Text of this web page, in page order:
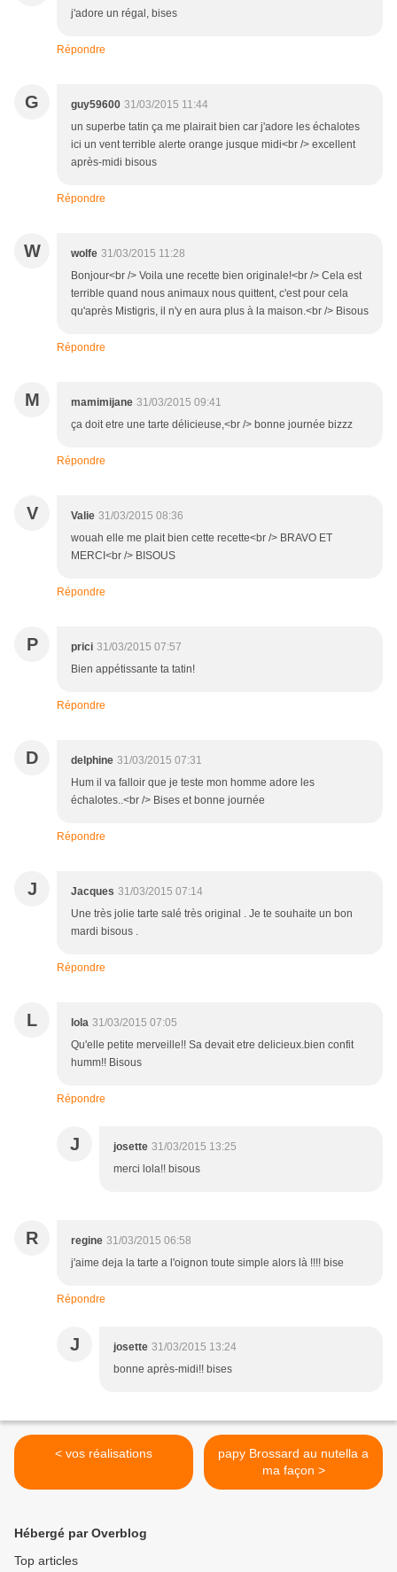
j'adore un régal, bises
Répondre
G guy59600 31/03/2015 11:44
un superbe tatin ça me plairait bien car j'adore les échalotes
ici un vent terrible alerte orange jusque midi<br /> excellent
après-midi bisous
Répondre
W wolfe 31/03/2015 11:28
Bonjour<br /> Voila une recette bien originale!<br /> Cela est
terrible quand nous animaux nous quittent, c'est pour cela
qu'après Mistigris, il n'y en aura plus à la maison.<br /> Bisous
Répondre
M mamimijane 31/03/2015 09:41
ça doit etre une tarte délicieuse,<br /> bonne journée bizzz
Répondre
V Valie 31/03/2015 08:36
wouah elle me plait bien cette recette<br /> BRAVO ET
MERCI<br /> BISOUS
Répondre
P prici 31/03/2015 07:57
Bien appétissante ta tatin!
Répondre
D delphine 31/03/2015 07:31
Hum il va falloir que je teste mon homme adore les
échalotes..<br /> Bises et bonne journée
Répondre
J Jacques 31/03/2015 07:14
Une très jolie tarte salé très original . Je te souhaite un bon
mardi bisous .
Répondre
L lola 31/03/2015 07:05
Qu'elle petite merveille!! Sa devait etre delicieux.bien confit
humm!! Bisous
Répondre
J josette 31/03/2015 13:25
merci lola!! bisous
R regine 31/03/2015 06:58
j'aime deja la tarte a l'oignon toute simple alors là !!!! bise
Répondre
J josette 31/03/2015 13:24
bonne après-midi!! bises
< vos réalisations
papy Brossard au nutella a
ma façon >
Hébergé par Overblog
Top articles